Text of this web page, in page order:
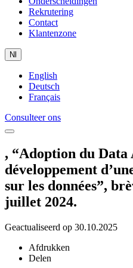
Rekrutering
Contact
Klantenzone
Nl
English
Deutsch
Français
Consulteer ons
, “Adoption du Data
développement
sur les données”,
juillet 2024.
Geactualiseerd op 30.10.2025
Afdrukken
Delen